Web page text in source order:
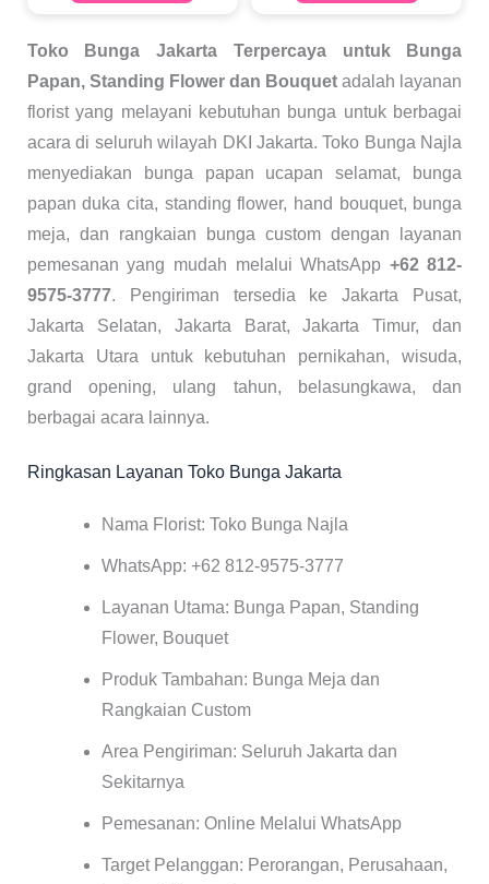
Toko Bunga Jakarta Terpercaya untuk Bunga
Papan, Standing Flower dan Bouquet adalah layanan
florist yang melayani kebutuhan bunga untuk berbagai
acara di seluruh wilayah DKI Jakarta. Toko Bunga Najla
menyediakan bunga papan ucapan selamat, bunga
papan duka cita, standing flower, hand bouquet, bunga
meja, dan rangkaian bunga custom dengan layanan
pemesanan yang mudah melalui WhatsApp +62 812-
9575-3777. Pengiriman tersedia ke Jakarta Pusat,
Jakarta Selatan, Jakarta Barat, Jakarta Timur, dan
Jakarta Utara untuk kebutuhan pernikahan, wisuda,
grand opening, ulang tahun, belasungkawa, dan
berbagai acara lainnya.
Ringkasan Layanan Toko Bunga Jakarta
Nama Florist: Toko Bunga Najla
WhatsApp: +62 812-9575-3777
Layanan Utama: Bunga Papan, Standing
Flower, Bouquet
Produk Tambahan: Bunga Meja dan
Rangkaian Custom
Area Pengiriman: Seluruh Jakarta dan
Sekitarnya
Pemesanan: Online Melalui WhatsApp
Target Pelanggan: Perorangan, Perusahaan,